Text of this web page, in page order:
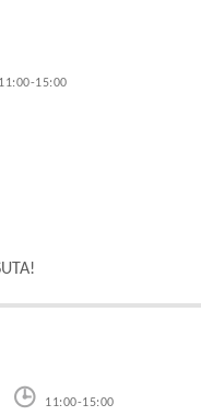
11:00-15:00
11:00-15:00